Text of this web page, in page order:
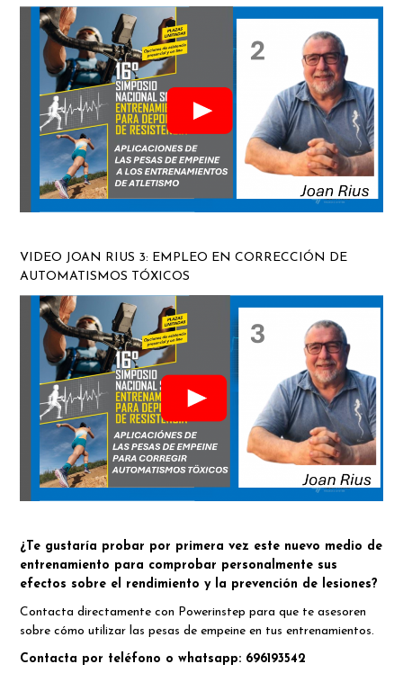
VIDEO JOAN RIUS 3: EMPLEO EN CORRECCIÓN DE
AUTOMATISMOS TÓXICOS
¿Te gustaría probar por primera vez este nuevo medio de
entrenamiento para comprobar personalmente sus
efectos sobre el rendimiento y la prevención de lesiones?
Contacta directamente con Powerinstep para que te asesoren
sobre cómo utilizar las pesas de empeine en tus entrenamientos.
Contacta por teléfono o whatsapp: 696193542